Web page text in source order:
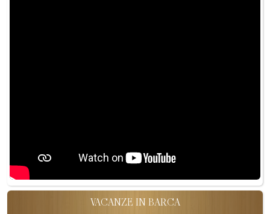
VACANZE IN BARCA